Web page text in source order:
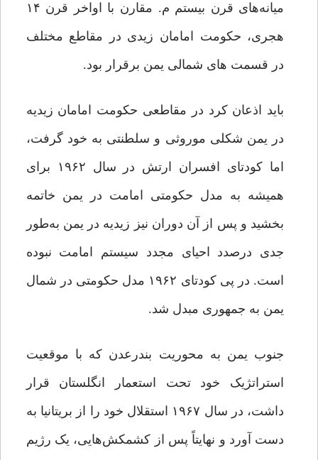
میانه‌های قرن بیستم م. مقارن با اواخر قرن ۱۴
هجری، حکومت امامان زیدی در مقاطع مختلف
در قسمت های شمالی یمن برقرار بود.
باید اذعان کرد در مقاطعی حکومت امامان زیدیه
در یمن شکلی موروثی و سلطنتی به خود گرفت،
اما کودتای افسران ارتش در سال ۱۹۶۲ برای
همیشه به مدل حکومتی امامت در یمن خاتمه
بخشید و پس از آن دوران نیز زیدیه در یمن به‌طور
جدی درصدد احیای مجدد سیستم امامت نبوده
است. در پی کودتای ۱۹۶۲ مدل حکومتی در شمال
یمن به جمهوری مبدل شد.
جنوب یمن به محوریت بندرعدن که با موقعیت
استراتژیک خود تحت استعمار انگلستان قرار
داشت، در سال ۱۹۶۷ استقلال خود را از بریتانیا به
دست آورد و نهایتاً پس از کشمکش‌هایی، یک رژیم